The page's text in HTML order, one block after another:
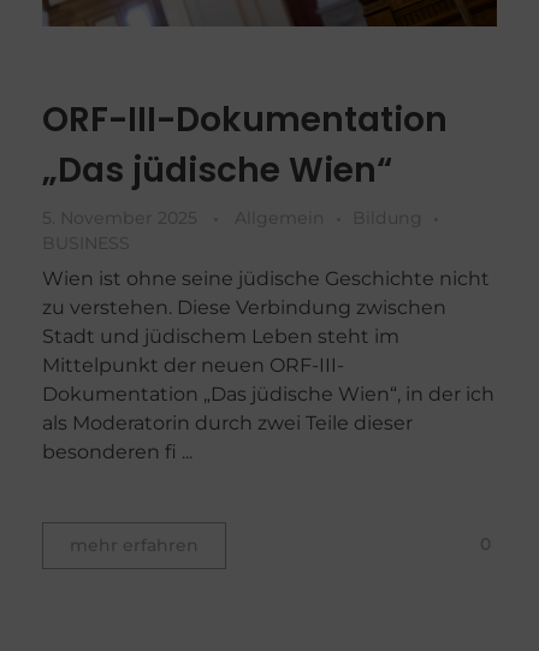
ORF-III-Dokumentation
„Das jüdische Wien“
5. November 2025 Allgemein
Bildung
BUSINESS
Wien ist ohne seine jüdische Geschichte nicht
zu verstehen. Diese Verbindung zwischen
Stadt und jüdischem Leben steht im
Mittelpunkt der neuen ORF-III-
Dokumentation „Das jüdische Wien“, in der ich
als Moderatorin durch zwei Teile dieser
besonderen fi ...
mehr erfahren 0